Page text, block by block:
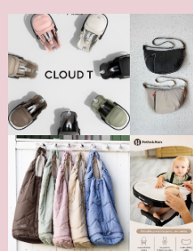
Vložením hodnotenie súhlasíte s
osobných údajov